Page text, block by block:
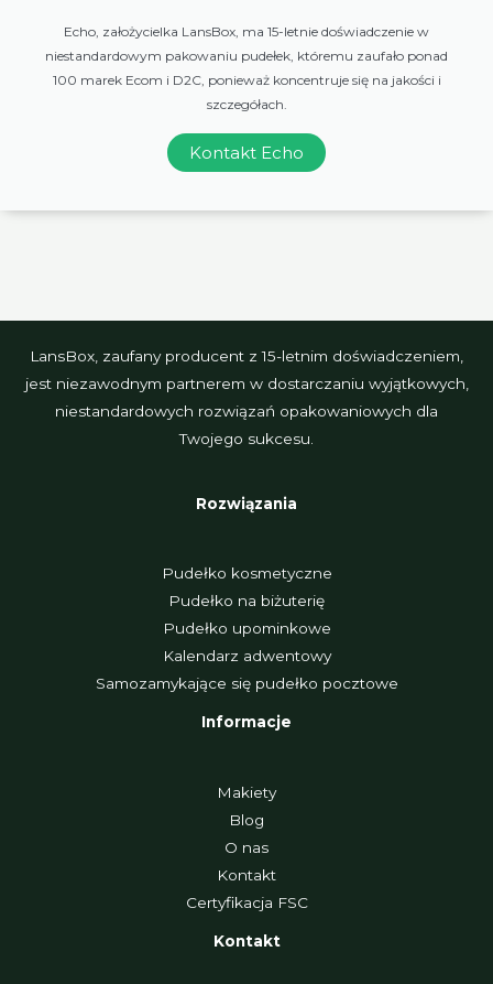
Echo, założycielka LansBox, ma 15-letnie doświadczenie w
niestandardowym pakowaniu pudełek, któremu zaufało ponad
100 marek Ecom i D2C, ponieważ koncentruje się na jakości i
szczegółach.
Kontakt Echo
LansBox, zaufany producent z 15-letnim doświadczeniem,
jest niezawodnym partnerem w dostarczaniu wyjątkowych,
niestandardowych rozwiązań opakowaniowych dla
Twojego sukcesu.
Rozwiązania
Pudełko kosmetyczne
Pudełko na biżuterię
Pudełko upominkowe
Kalendarz adwentowy
Samozamykające się pudełko pocztowe
Informacje
Makiety
Blog
O nas
Kontakt
Certyfikacja FSC
Kontakt